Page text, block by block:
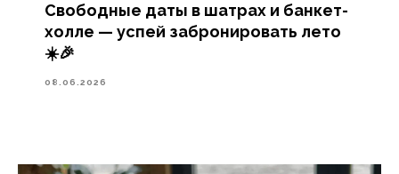
Свободные даты в шатрах и банкет-
холле — успей забронировать лето
☀️🎉
08.06.2026